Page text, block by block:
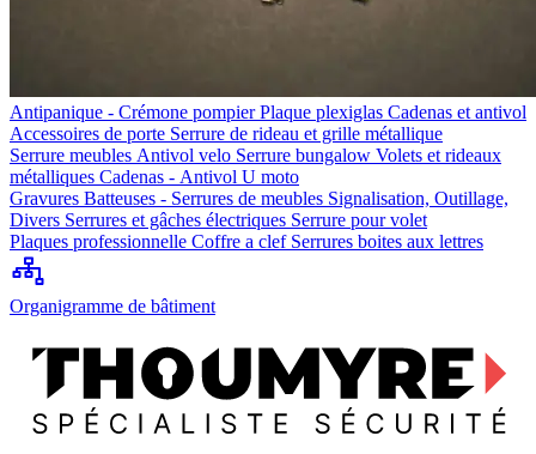
Antipanique - Crémone pompierPlaque plexiglas Cadenas et antivol
Accessoires de porte Serrure de rideau et grille métallique
Serrure meubles Antivol velo Serrure bungalow Volets et rideaux
métalliques Cadenas - Antivol U moto
Gravures Batteuses - Serrures de meubles Signalisation, Outillage,
Divers Serrures et gâches électriques Serrure pour volet
Plaques professionnelle Coffre a clef Serrures boites aux lettres
Organigramme de bâtiment